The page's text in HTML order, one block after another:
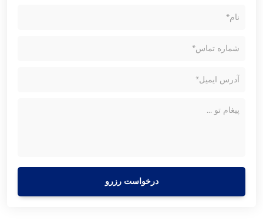
درخواست رزرو